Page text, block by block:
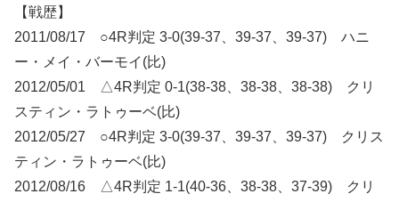
【戦歴】
2011/08/17 ○4R判定 3-0(39-37、39-37、39-37) ハニ
ー・メイ・バーモイ(比)
2012/05/01 △4R判定 0-1(38-38、38-38、38-38) クリ
スティン・ラトゥーベ(比)
2012/05/27 ○4R判定 3-0(39-37、39-37、39-37) クリス
ティン・ラトゥーベ(比)
2012/08/16 △4R判定 1-1(40-36、38-38、37-39) クリ